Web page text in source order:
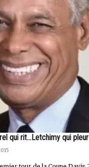
qui rit...Letchimy qui